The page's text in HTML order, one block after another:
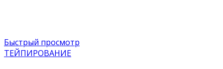
Быстрый просмотр
ТЕЙПИРОВАНИЕ